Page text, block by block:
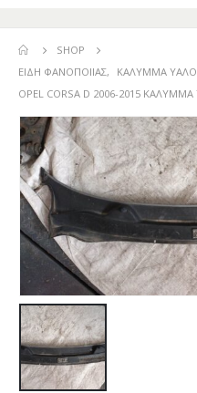
SHOP
ΕΊΔΗ ΦΑΝΟΠΟΙΊΑΣ,
ΚΆΛΥΜΜΑ
OPEL CORSA D 2006-2015